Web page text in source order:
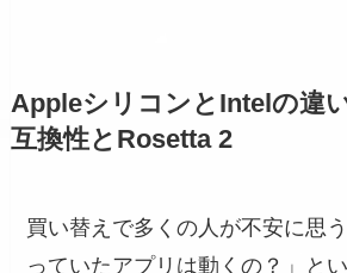
AppleシリコンとIntelの違
互換性とRosetta 2
買い替えで多くの人が不安に思
っていたアプリは動くの？」と